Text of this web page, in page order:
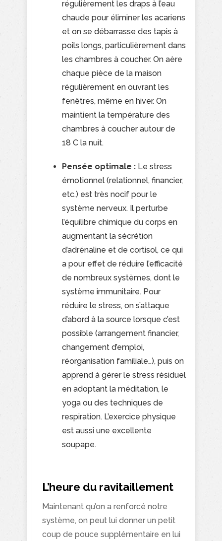
régulièrement les draps à l’eau
chaude pour éliminer les acariens
et on se débarrasse des tapis à
poils longs, particulièrement dans
les chambres à coucher. On aère
chaque pièce de la maison
régulièrement en ouvrant les
fenêtres, même en hiver. On
maintient la température des
chambres à coucher autour de
18 C la nuit.
Pensée optimale : Le stress
émotionnel (relationnel, financier,
etc.) est très nocif pour le
système nerveux. Il perturbe
l’équilibre chimique du corps en
augmentant la sécrétion
d’adrénaline et de cortisol, ce qui
a pour effet de réduire l’efficacité
de nombreux systèmes, dont le
système immunitaire. Pour
réduire le stress, on s’attaque
d’abord à la source lorsque c’est
possible (arrangement financier,
changement d’emploi,
réorganisation familiale…), puis on
apprend à gérer le stress résiduel
en adoptant la méditation, le
yoga ou des techniques de
respiration. L’exercice physique
est aussi une excellente
soupape.
L’heure du ravitaillement
Maintenant qu’on a renforcé notre
système, on peut lui donner un petit
coup de pouce supplémentaire en lui